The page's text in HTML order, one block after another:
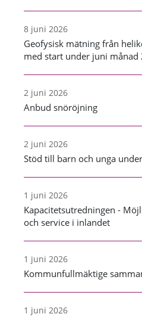
8 juni 2026
Geofysisk mätning från
med start under juni månad
2 juni 2026
Anbud snöröjning
2 juni 2026
Stöd till barn och unga
1 juni 2026
Kapacitetsutredningen -
och service i inlandet
1 juni 2026
Kommunfullmäktige
1 juni 2026